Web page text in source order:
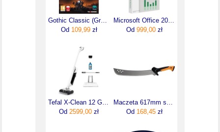
Gothic Classic (Gra PS5)
Od 109,99zł
Microsoft Office 2024 Home & Business PL (EP206675)
Od 999,00zł
Tefal X-Clean 12 GF7257F1
Od 2599,00 zł
Maczeta 617mm solid Fiskars 1051235
Od 168,45zł